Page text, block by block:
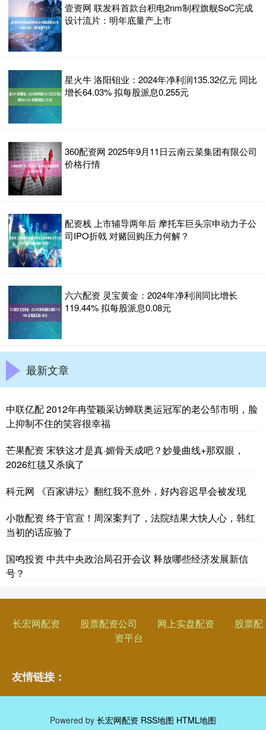
壹资网 联发科首款台积电2nm制程旗舰SoC完成
设计流片：明年底量产上市
星火牛 洛阳钼业：2024年净利润135.32亿元 同比
增长64.03% 拟每股派息0.255元
360配资网 2025年9月11日云南云菜集团有限公司
价格行情
配资栈 上市辅导两年后 摩托车巨头宗申动力子公
司IPO折戟 对赌回购压力何解？
六六配资 灵宝黄金：2024年净利润同比增长
119.44% 拟每股派息0.08元
最新文章
中联亿配 2012年冉莹颖采访蝉联奥运冠军的老公邹市明，脸
上抑制不住的笑容很幸福
芒果配资 宋轶这才是真·媚骨天成吧？妙曼曲线+那双眼，
2026红毯又杀疯了
科元网 《百家讲坛》翻红我不意外，好内容迟早会被发现
小散配资 终于官宣！周深案判了，法院结果大快人心，韩红
当初的话应验了
国鸣投资 中共中央政治局召开会议 释放哪些经济发展新信
号？
长宏网配资 股票配资公司 网上实盘配资
股票配
资平台
友情链接：
Powered by 长宏网配资 RSS地图 HTML地图